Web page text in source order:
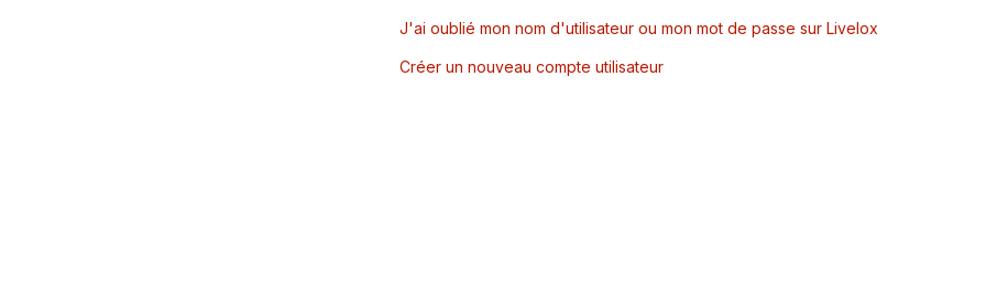
J'ai oublié mon nom d'utilisateur ou mon mot de passe sur Livelox
Créer un nouveau compte utilisateur